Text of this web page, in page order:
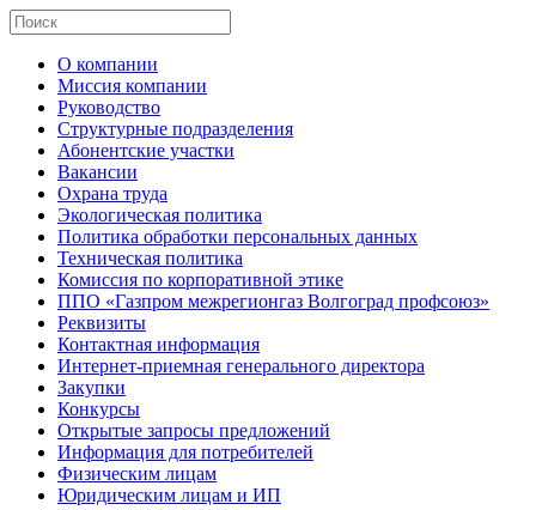
О компании
Миссия компании
Руководство
Структурные подразделения
Абонентские участки
Вакансии
Охрана труда
Экологическая политика
Политика обработки персональных данных
Техническая политика
Комиссия по корпоративной этике
ППО «Газпром межрегионгаз Волгоград профсоюз»
Реквизиты
Контактная информация
Интернет-приемная генерального директора
Закупки
Конкурсы
Открытые запросы предложений
Информация для потребителей
Физическим лицам
Юридическим лицам и ИП